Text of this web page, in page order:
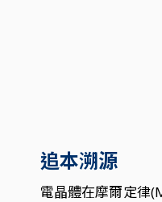
追本溯源
電晶體在摩爾定律